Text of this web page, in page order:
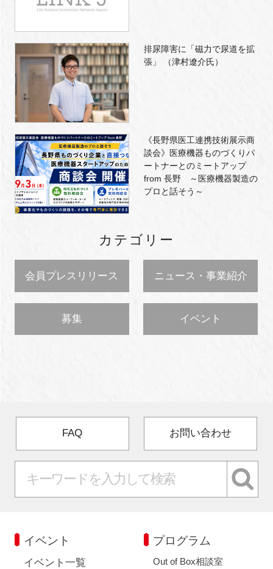
排尿障害に「磁力で尿道を拡
張」 （津村遼介氏）
《長野県医工連携技術展示商
談会》医療機器ものづくりパ
ートナーとのミートアップ
from 長野 ～医療機器製造の
プロと話そう～
カテゴリー
会員プレスリリース ニュース・事業紹介
募集 イベント
FAQ お問い合わせ
イベント
イベント一覧
プログラム
Out of Box相談室